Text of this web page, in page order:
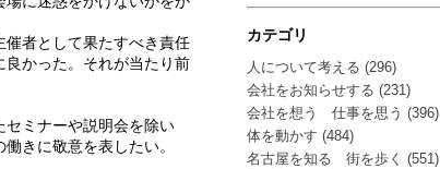
カテゴリ
人について考える (296)
会社をお知らせする (231)
会社を想う 仕事を思う (396)
体を動かす (484)
名古屋を知る 街を歩く (551)
者として果たすべき責任
かった。それが当たり前
セミナーや説明会を除い
きに敬意を表したい。